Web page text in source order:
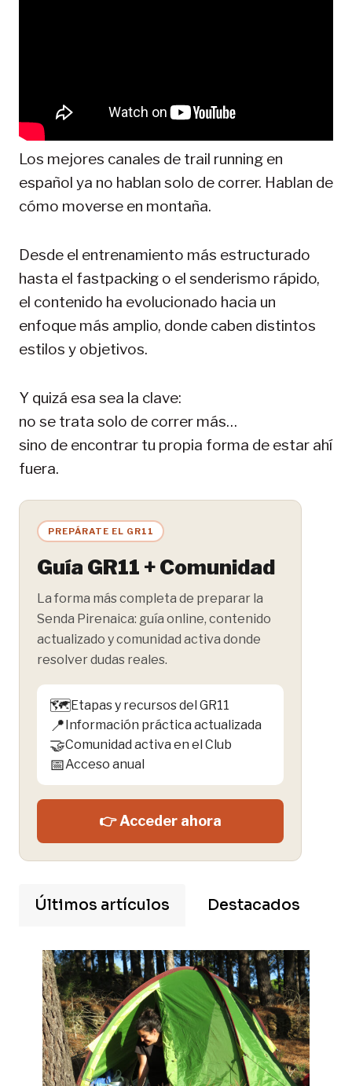
Los mejores canales de trail running en
español ya no hablan solo de correr. Hablan de
cómo moverse en montaña.
Desde el entrenamiento más estructurado
hasta el fastpacking o el senderismo rápido,
el contenido ha evolucionado hacia un
enfoque más amplio, donde caben distintos
estilos y objetivos.
Y quizá esa sea la clave:
no se trata solo de correr más…
sino de encontrar tu propia forma de estar ahí
fuera.
PREPÁRATE EL GR11
Guía GR11 + Comunidad
La forma más completa de preparar la
Senda Pirenaica: guía online, contenido
actualizado y comunidad activa donde
resolver dudas reales.
🗺️Etapas y recursos del GR11
📍Información práctica actualizada
🤝Comunidad activa en el Club
📅Acceso anual
👉 Acceder ahora
Últimos artículos Destacados